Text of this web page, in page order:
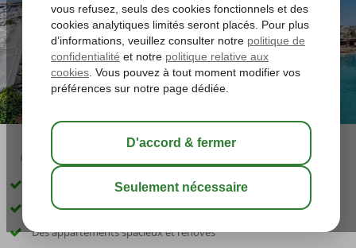
04:30 sauver
Centre Puerto del Carmen à distance de marche
Des appartements spacieux et rénovés